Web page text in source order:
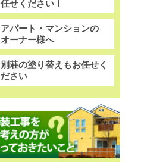
任せください！
アパート・マンションの
オーナー様へ
別荘の塗り替えもお任せく
ださい